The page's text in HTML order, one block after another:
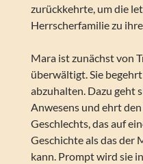
zurückkehrte, um die
Herrscherfamilie zu
Mara ist zunächst von
überwältigt. Sie
abzuhalten. Dazu geht
Anwesens und ehrt
Geschlechts, das auf
Geschichte als das der
kann. Prompt wird sie